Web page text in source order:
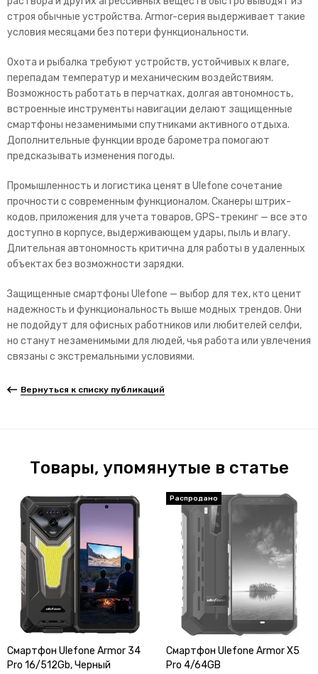
строя обычные устройства. Armor-серия выдерживает такие
условия месяцами без потери функциональности.
Охота и рыбалка требуют устройств, устойчивых к влаге,
перепадам температур и механическим воздействиям.
Возможность работать в перчатках, долгая автономность,
встроенные инструменты навигации делают защищенные
смартфоны незаменимыми спутниками активного отдыха.
Дополнительные функции вроде барометра помогают
предсказывать изменения погоды.
Промышленность и логистика ценят в Ulefone сочетание
прочности с современным функционалом. Сканеры штрих-
кодов, приложения для учета товаров, GPS-трекинг — все это
доступно в корпусе, выдерживающем удары, пыль и влагу.
Длительная автономность критична для работы в удаленных
объектах без возможности зарядки.
Защищенные смартфоны Ulefone — выбор для тех, кто ценит
надежность и функциональность выше модных трендов. Они
не подойдут для офисных работников или любителей селфи,
но станут незаменимыми для людей, чья работа или увлечения
связаны с экстремальными условиями.
Вернуться к списку публикаций
Товары, упомянутые в статье
Смартфон Ulefone Armor 34
Pro 16/512Gb, Черный
Смартфон Ulefone Armor X5
Pro 4/64GB